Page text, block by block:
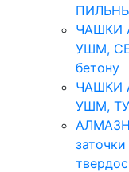
ЧАШКИ
УШМ,
бетону
ЧАШКИ
УШМ,